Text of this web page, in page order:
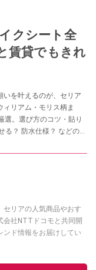
クシート全
賃貸でもきれ
いを叶えるのが、セリア
リアム・モリス柄ま
選。選び方のコツ・貼り
る？ 防水仕様？ などの気
セリアの人気商品やおす
会社NTTドコモと共同開
ンド情報をお届けしてい
トの他の記事を読む